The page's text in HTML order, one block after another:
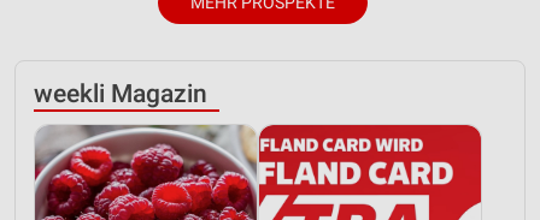
weekli Magazin